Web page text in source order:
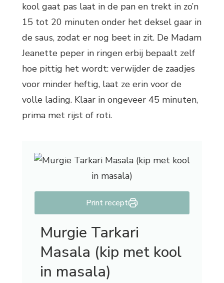
kool gaat pas laat in de pan en trekt in zo’n
15 tot 20 minuten onder het deksel gaar in
de saus, zodat er nog beet in zit. De Madam
Jeanette peper in ringen erbij bepaalt zelf
hoe pittig het wordt: verwijder de zaadjes
voor minder heftig, laat ze erin voor de
volle lading. Klaar in ongeveer 45 minuten,
prima met rijst of roti.
Print recept
Murgie Tarkari
Masala (kip met kool
in masala)